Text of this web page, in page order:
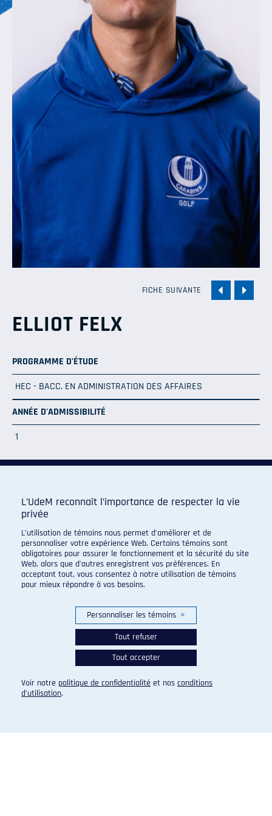
FICHE SUIVANTE
ELLIOT FELX
PROGRAMME D'ÉTUDE
HEC - BACC. EN ADMINISTRATION DES AFFAIRES
ANNÉE D'ADMISSIBILITÉ
1
Programme de sport d'excellence du campus regroupant :
L’UdeM reconnaît l’importance de respecter la vie
privée
L’utilisation de témoins nous permet d’améliorer et de
personnaliser votre expérience Web. Certains témoins sont
obligatoires pour assurer le fonctionnement et la sécurité du site
Web, alors que d’autres enregistrent vos préférences. En
acceptant tout, vous consentez à notre utilisation de témoins
pour mieux répondre à vos besoins.
Personnaliser les témoins >
Tout refuser
Tout accepter
Voir notre politique de confidentialité et nos conditions
d’utilisation.